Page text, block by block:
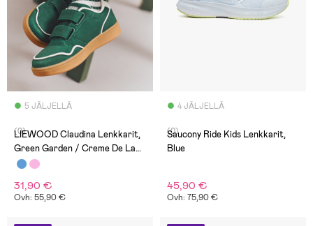
5 JÄLJELLÄ
(0)
LIEWOOD Claudina Lenkkarit,
Green Garden / Creme De La
Creme
31,90 €
Ovh: 55,90 €
4 JÄLJELLÄ
(0)
Saucony Ride Kids Lenkkarit,
Blue
45,90 €
Ovh: 75,90 €